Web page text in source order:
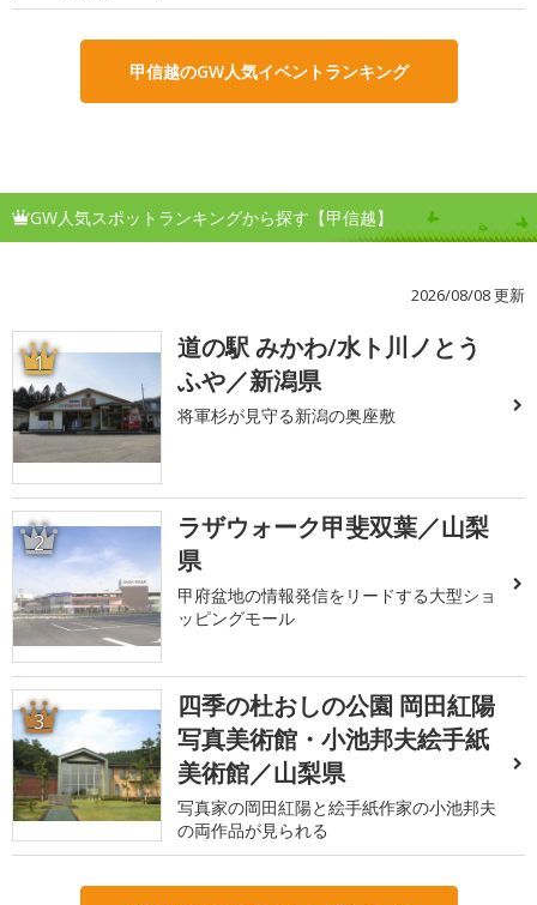
甲信越のGW人気イベントランキング
GW人気スポットランキングから探す【甲信越】
2026/08/08 更新
1
道の駅 みかわ/水ト川ノとう
ふや／新潟県
将軍杉が見守る新潟の奥座敷
2
ラザウォーク甲斐双葉／山梨
県
甲府盆地の情報発信をリードする大型ショ
ッピングモール
3
四季の杜おしの公園 岡田紅陽
写真美術館・小池邦夫絵手紙
美術館／山梨県
写真家の岡田紅陽と絵手紙作家の小池邦夫
の両作品が見られる